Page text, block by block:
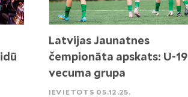
Latvijas Jaunatnes
čempionāta apskats: U-19
vecuma grupa
IEVIETOTS 05.12.25.